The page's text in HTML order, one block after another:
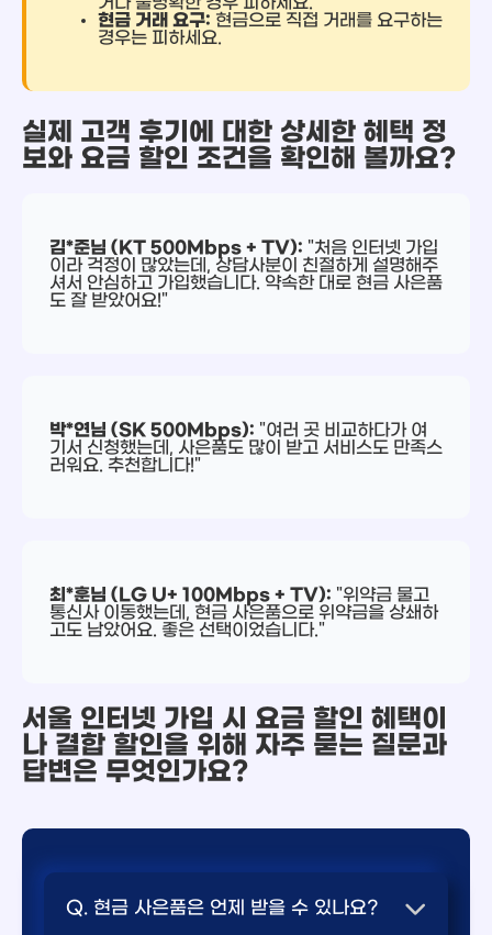
현금 거래 요구: 현금으로 직접 거래를 요구하는
경우는 피하세요.
실제 고객 후기에 대한 상세한 혜택 정
보와 요금 할인 조건을 확인해 볼까요?
김*준님 (KT 500Mbps + TV): "처음 인터넷 가입
이라 걱정이 많았는데, 상담사분이 친절하게 설명해주
셔서 안심하고 가입했습니다. 약속한 대로 현금 사은품
도 잘 받았어요!"
박*연님 (SK 500Mbps): "여러 곳 비교하다가 여
기서 신청했는데, 사은품도 많이 받고 서비스도 만족스
러워요. 추천합니다!"
최*훈님 (LG U+ 100Mbps + TV): "위약금 물고
통신사 이동했는데, 현금 사은품으로 위약금을 상쇄하
고도 남았어요. 좋은 선택이었습니다."
서울 인터넷 가입 시 요금 할인 혜택이
나 결합 할인을 위해 자주 묻는 질문과
답변은 무엇인가요?
Q. 현금 사은품은 언제 받을 수 있나요?